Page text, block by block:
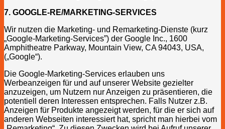
7. GOOGLE-RE/MARKETING-SERVICES
Wir nutzen die Marketing- und Remarketing-Dienste (kurz
„Google-Marketing-Services”) der Google Inc., 1600
Amphitheatre Parkway, Mountain View, CA 94043, USA,
(„Google“).
Die Google-Marketing-Services erlauben uns
Werbeanzeigen für und auf unserer Website gezielter
anzuzeigen, um Nutzern nur Anzeigen zu präsentieren, die
potentiell deren Interessen entsprechen. Falls Nutzer z.B.
Anzeigen für Produkte angezeigt werden, für die er sich auf
anderen Webseiten interessiert hat, spricht man hierbei vom